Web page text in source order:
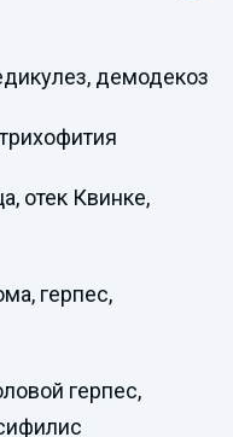
демодекоз
отек Квинке,
герпес,
герпес,